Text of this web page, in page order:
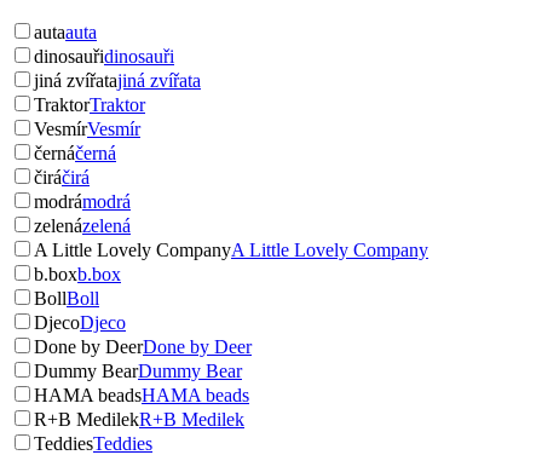
autaauta
dinosauřidinosauři
jiná zvířatajiná zvířata
TraktorTraktor
VesmírVesmír
černáčerná
čiráčirá
modrámodrá
zelenázelená
A Little Lovely CompanyA Little Lovely Company
b.boxb.box
BollBoll
DjecoDjeco
Done by DeerDone by Deer
Dummy BearDummy Bear
HAMA beadsHAMA beads
R+B MedilekR+B Medilek
TeddiesTeddies